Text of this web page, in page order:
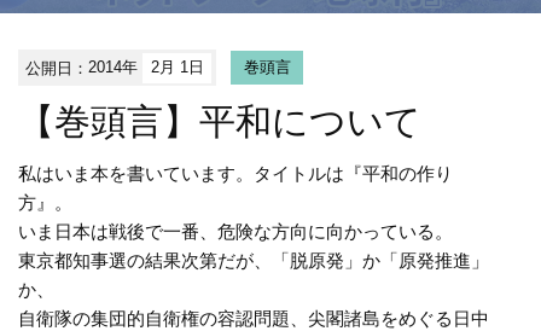
公開日：2014年 2月 1日 巻頭言
【巻頭言】平和について
私はいま本を書いています。タイトルは『平和の作り
方』。
いま日本は戦後で一番、危険な方向に向かっている。
東京都知事選の結果次第だが、「脱原発」か「原発推進」
か、
自衛隊の集団的自衛権の容認問題、尖閣諸島をめぐる日中